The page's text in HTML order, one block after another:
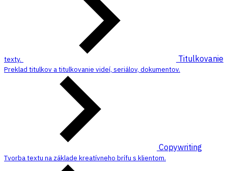
texty. Titulkovanie
Preklad titulkov a titulkovanie videí, seriálov, dokumentov.
Copywriting
Tvorba textu na základe kreatívneho brífu s klientom.